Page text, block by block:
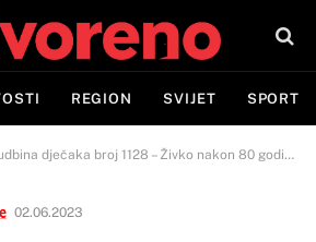
REGION SVIJET SPORT
dječaka broj 1128 – Živko nakon 80 godina saznao ko je zahvaljujući spisku Diane Budisavljević
02.06.2023